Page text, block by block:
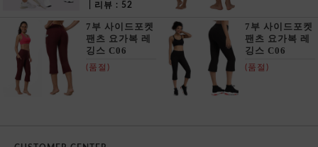
| 리뷰 : 52
7부 사이드포켓
팬츠 요가복 레
깅스 C06
(품절)
7부 사이드포켓
팬츠 요가복 레
깅스 C06
(품절)